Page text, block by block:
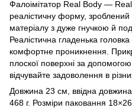
Фалоімітатор Real Body —
реалістичну форму, зроблений
матеріалу з дуже гнучкою й
Реалістична гладенька
комфортне проникнення.
плоскої поверхні за
відчувайте задоволення в
Довжина 23 см, ввідна
468 г. Розміри паковання